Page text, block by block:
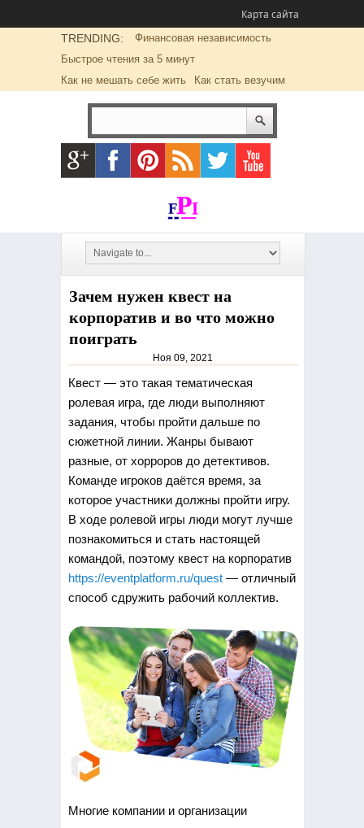
Карта сайта
TRENDING:
Финансовая независимость
Быстрое чтения за 5 минут
Как не мешать себе жить
Как стать везучим
Зачем нужен квест на
корпоратив и во что можно
поиграть
Ноя 09, 2021
Квест — это такая тематическая
ролевая игра, где люди выполняют
задания, чтобы пройти дальше по
сюжетной линии. Жанры бывают
разные, от хорроров до детективов.
Команде игроков даётся время, за
которое участники должны пройти игру.
В ходе ролевой игры люди могут лучше
познакомиться и стать настоящей
командой, поэтому квест на корпоратив
https://eventplatform.ru/quest— отличный
способ сдружить рабочий коллектив.
Многие компании и организации